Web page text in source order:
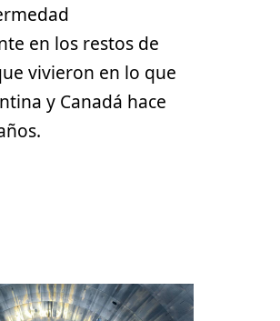
en los restos de
vivieron en lo que
y Canadá hace